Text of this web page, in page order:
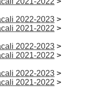
2022-2023 >
2021-2022 >
2022-2023 >
2021-2022 >
2022-2023 >
2021-2022 >